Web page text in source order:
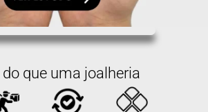
que uma joalheria